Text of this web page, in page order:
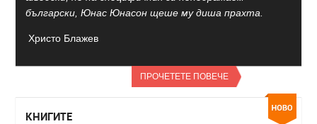
български, Юнас Юнасон щеше му диша прахта.
Христо Блажев
ПРОЧЕТЕТЕ ПОВЕЧЕ
КНИГИТЕ